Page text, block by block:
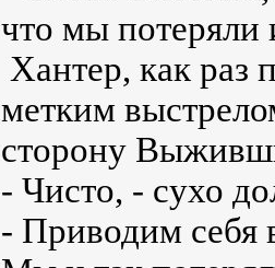
что мы потеряли
Хантер, как раз
метким
сторону
- Чисто, - сухо
- Приводим себя